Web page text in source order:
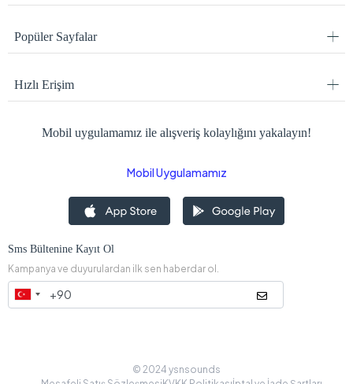
Popüler Sayfalar
Hızlı Erişim
Mobil uygulamamız ile alışveriş kolaylığını yakalayın!
Mobil Uygulamamız
Sms Bültenine Kayıt Ol
Kampanya ve duyurulardan ilk sen haberdar ol.
© 2024 ysnsounds